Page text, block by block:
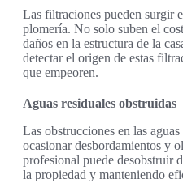
Las filtraciones pueden surgir
plomería. No solo suben el
daños en la estructura de la
detectar el origen de estas
que empeoren.
Aguas residuales obstruidas
Las obstrucciones en las
ocasionar desbordamientos y
profesional puede desobstruir
la propiedad y manteniendo